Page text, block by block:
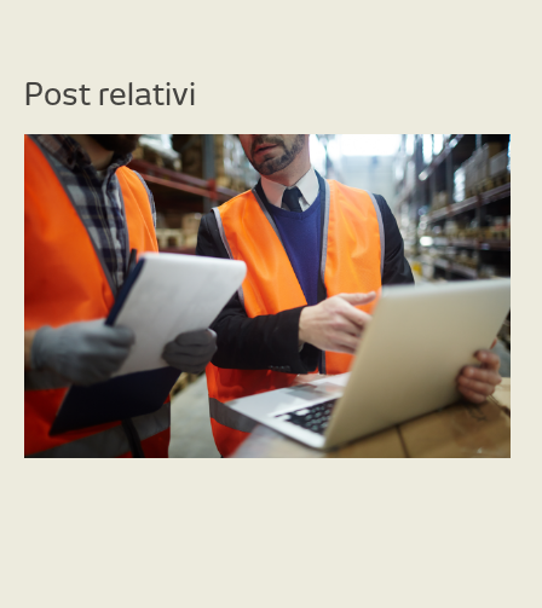
Post relativi